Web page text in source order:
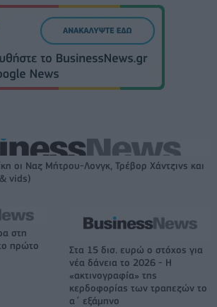
οι Ναζ Μήτρου-Λονγκ, Τρέβορ Χάντζινς και
vids)
στη
πρώτο
Στα 15 δισ. ευρώ ο στόχος για
νέα δάνεια το 2026 - Η
«ακτινογραφία» της
κερδοφορίας των τραπεζών το
α΄ εξάμηνο